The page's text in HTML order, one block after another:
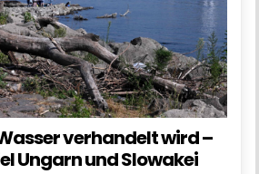
verhandelt wird –
Ungarn und Slowakei